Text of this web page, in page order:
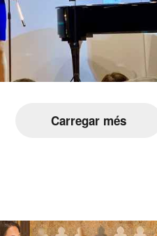
Carregar més